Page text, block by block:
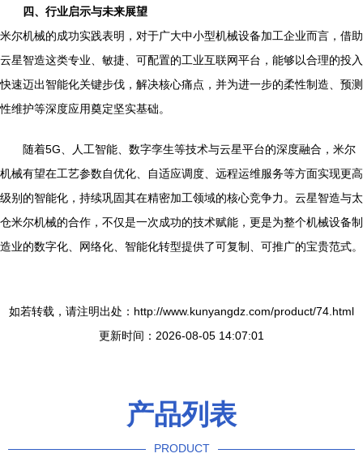
四、行业启示与未来展望
米尔机械的成功实践表明，对于广大中小型机械设备加工企业而言，借助
云星智造这类专业、敏捷、可配置的工业互联网平台，能够以合理的投入
快速迈出智能化关键步伐，解决核心痛点，并为进一步的柔性制造、预测
性维护等深度应用奠定坚实基础。
随着5G、人工智能、数字孪生等技术与云星平台的深度融合，米尔
机械有望在工艺参数自优化、自适应调度、远程运维服务等方面实现更高
级别的智能化，持续巩固其在精密加工领域的核心竞争力。云星智造与太
仓米尔机械的合作，不仅是一次成功的技术赋能，更是为整个机械设备制
造业的数字化、网络化、智能化转型提供了可复制、可推广的宝贵范式。
如若转载，请注明出处：http://www.kunyangdz.com/product/74.html
更新时间：2026-08-05 14:07:01
产品列表
PRODUCT